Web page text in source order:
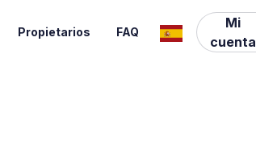
Propietarios FAQ
Mi
cuenta